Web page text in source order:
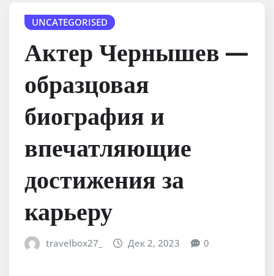
UNCATEGORISED
Актер Чернышев —
образцовая
биография и
впечатляющие
достижения за
карьеру
travelbox27_ Дек 2, 2023 0